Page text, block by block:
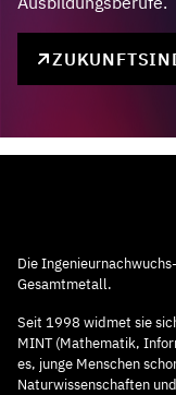
Die
Gesamtmetall.
Seit 1998 widmet sie
MINT (Mathematik,
es, junge Menschen
Naturwissenschaften